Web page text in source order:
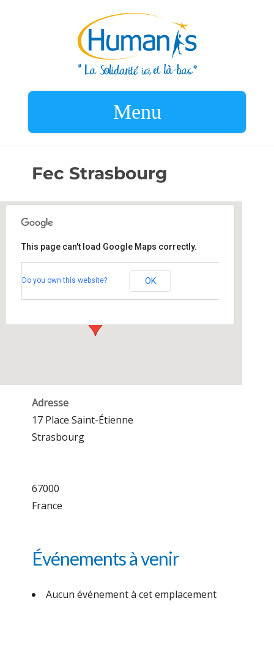
Menu
Fec Strasbourg
17 Place Saint-Étienne - Strasbourg
This page can't load Google Maps correctly.
Do you own this website? OK
Adresse
17 Place Saint-Étienne
Strasbourg
67000
France
Événements à venir
Aucun événement à cet emplacement